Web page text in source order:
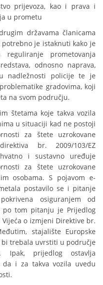
prijevoza, kao i prava i
u prometu
državama članicama
je istaknuti kako je
prometovanja
odnosno naprava,
nadležnosti policije te je
gradovima, koji
na svom području.
štetama koje takva vozila
u situaciji kad ne postoji
za štete uzrokovane
br. 2009/103/EZ
i sustavno uređuje
za štete uzrokovane
osobama. S pojavom e-
postavilo se i pitanje
osiguranjem od
po tom pitanju je Prijedlog
o izmjeni Direktive br.
stajalište Europske
trebala uvrstiti u područje
Ipak, prijedlog ostavlja
da i za takva vozila uvedu